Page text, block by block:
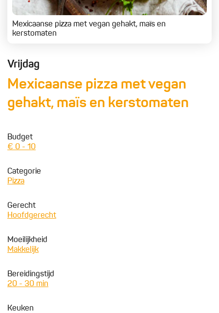
Mexicaanse pizza met vegan gehakt, maïs en
kerstomaten
Vrijdag
Mexicaanse pizza met vegan
gehakt, maïs en kerstomaten
Budget
€ 0 - 10
Categorie
Pizza
Gerecht
Hoofdgerecht
Moeilijkheid
Makkelijk
Bereidingstijd
20 - 30 min
Keuken